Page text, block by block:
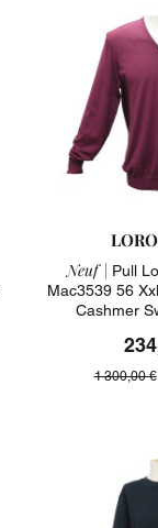
Neuf | Pull
Mac3539 56
Cashmer
1 300,00 €